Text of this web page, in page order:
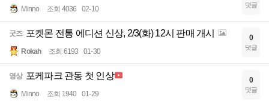
Minno 조회 4036 02-10 댓글
굿즈 포켓몬 전통 에디션 신상, 2/3(화) 12시 판매 개시
Rokah 조회 6193 01-30
0
댓글
영상 포케파크 관동 첫 인상
Minno 조회 1940 01-29
0
댓글